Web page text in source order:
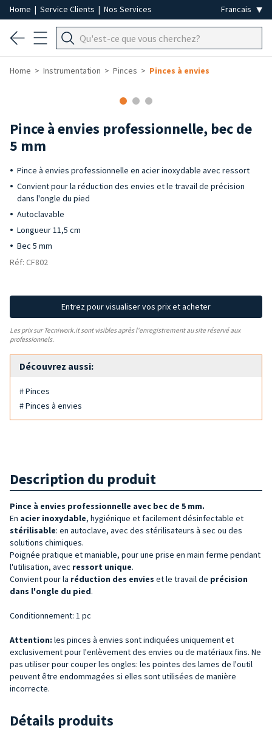
Home | Service Clients | Nos Services
Home Instrumentation Pinces Pinces à envies
Pince à envies professionnelle, bec de
5 mm
Pince à envies professionnelle en acier inoxydable avec ressort
Convient pour la réduction des envies et le travail de précision
dans l'ongle du pied
Autoclavable
Longueur 11,5 cm
Bec 5 mm
Réf: CF802
Entrez pour visualiser vos prix et acheter
Les prix sur Tecniwork.it sont visibles après l'enregistrement au site réservé aux
professionnels.
Découvrez aussi:
# Pinces
# Pinces à envies
Description du produit
Pince à envies professionnelle avec bec de 5 mm.
En acier inoxydable, hygiénique et facilement désinfectable et
stérilisable: en autoclave, avec des stérilisateurs à sec ou des
solutions chimiques.
Poignée pratique et maniable, pour une prise en main ferme pendant
l'utilisation, avec ressort unique.
Convient pour la réduction des envies et le travail de précision
dans l'ongle du pied.
Conditionnement: 1 pc
Attention: les pinces à envies sont indiquées uniquement et
exclusivement pour l'enlèvement des envies ou de matériaux fins. Ne
pas utiliser pour couper les ongles: les pointes des lames de l'outil
peuvent être endommagées si elles sont utilisées de manière
incorrecte.
Détails produits